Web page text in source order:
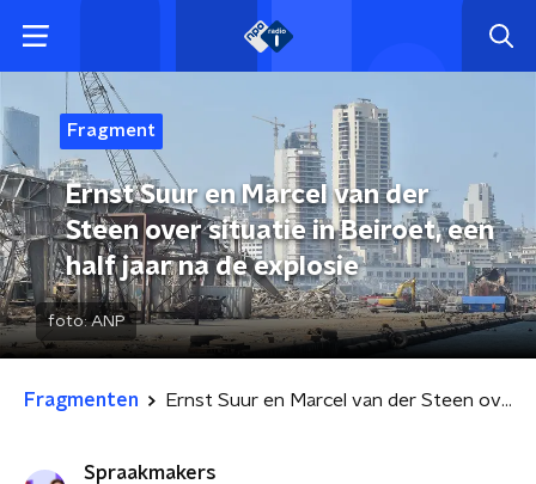
Fragment
Ernst Suur en Marcel van der
Steen over situatie in Beiroet, een
half jaar na de explosie
foto:ANP
Fragmenten Ernst Suur en Marcel van der Steen over situatie in Beiroet, een half jaar na de explosie
Spraakmakers